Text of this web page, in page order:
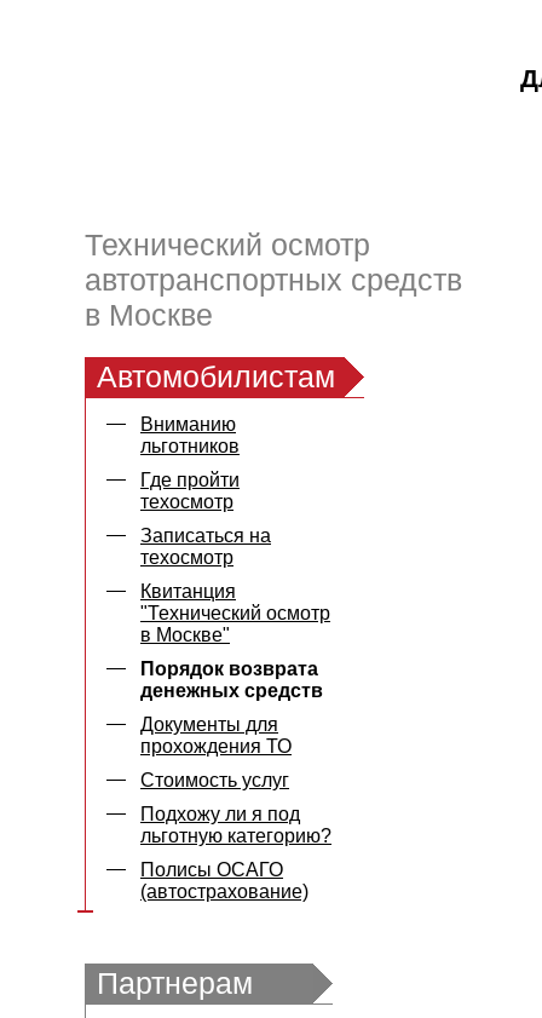
Технический осмотр
автотранспортных средств
в Москве
Автомобилистам
Вниманию
льготников
Где пройти
техосмотр
Записаться на
техосмотр
Квитанция
"Технический осмотр
в Москве"
Порядок возврата
денежных средств
Документы для
прохождения ТО
Стоимость услуг
Подхожу ли я под
льготную категорию?
Полисы ОСАГО
(автострахование)
Партнерам